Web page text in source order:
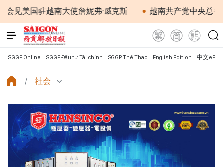
驻越南大使詹妮弗·威克斯 越南共产党中央总书记、国
SGGP Online SGGP Đầu tư Tài chính SGGP Thể Thao English Edition 中文
社会